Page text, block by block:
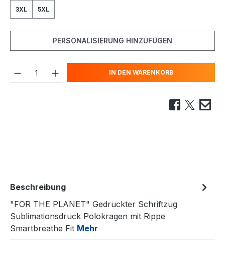
3XL 5XL
PERSONALISIERUNG HINZUFÜGEN
IN DEN WARENKORB
Beschreibung
"FOR THE PLANET" Gedruckter Schriftzug
Sublimationsdruck Polokragen mit Rippe
Smartbreathe Fit Mehr